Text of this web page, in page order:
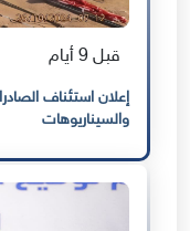
قبل 9 أيام
إعلان استئناف
والسيناريوهات